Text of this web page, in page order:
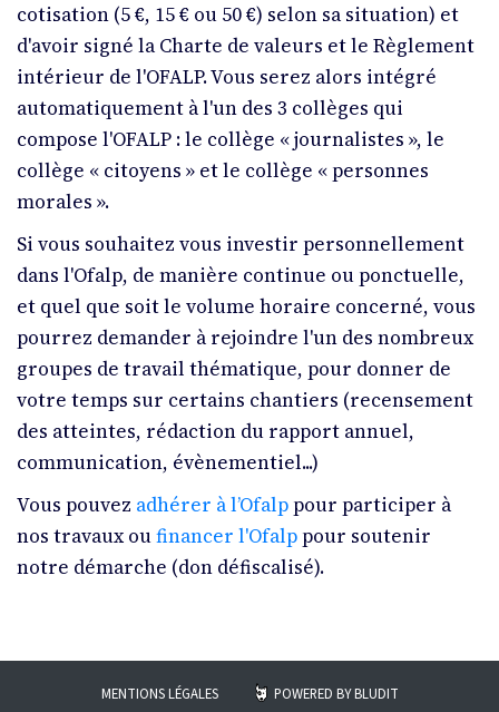
cotisation (5€, 15€ ou 50€) selon sa situation) et
d'avoir signé la Charte de valeurs et le Règlement
intérieur de l'OFALP. Vous serez alors intégré
automatiquement à l'un des 3 collèges qui
compose l'OFALP : le collège «journalistes », le
collège « citoyens » et le collège «personnes
morales ».
Si vous souhaitez vous investir personnellement
dans l'Ofalp, de manière continue ou ponctuelle,
et quel que soit le volume horaire concerné, vous
pourrez demander à rejoindre l'un des nombreux
groupes de travail thématique, pour donner de
votre temps sur certains chantiers (recensement
des atteintes, rédaction du rapport annuel,
communication, évènementiel...)
Vous pouvez adhérer à l’Ofalppour participer à
nos travaux oufinancer l'Ofalppour soutenir
notre démarche (don défiscalisé).
MENTIONS LÉGALES POWERED BYBLUDIT